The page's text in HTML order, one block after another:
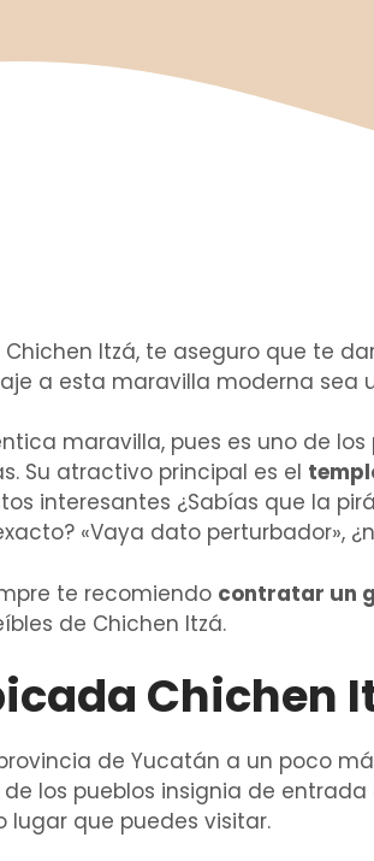
Itzá, te aseguro que te
a esta maravilla moderna sea
maravilla, pues es uno de
Su atractivo principal es el
interesantes ¿Sabías que la
«Vaya dato perturbador»,
te recomiendo contratar un
de Chichen Itzá.
Chichen
de Yucatán a un poco
los pueblos insignia de
lugar que puedes visitar.